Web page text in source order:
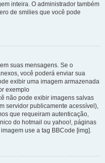
inteira. O administrador também
de smilies que você pode
suas mensagens. Se o
você poderá enviar sua
exibir uma imagem armazenada
exemplo
não pode exibir imagens salvas
servidor publicamente acessível),
que requeiram autenticação,
do hotmail ou yahoo!, páginas
use a tag BBCode [img].